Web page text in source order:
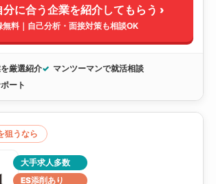
に合う企業を紹介してもらう ›
無料｜自己分析・面接対策も相談OK
厳選紹介
マンツーマンで就活相談
ート
狙うなら
大手求人多数
ES添削あり